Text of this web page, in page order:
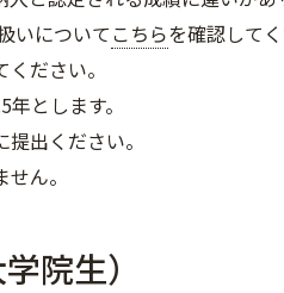
いについて こちらを確認してく
ださい。
とします。
出ください。
ん。
院生）